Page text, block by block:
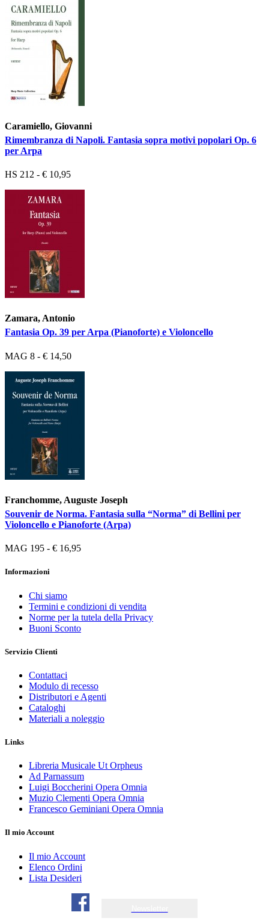
Caramiello, Giovanni
Rimembranza di Napoli. Fantasia sopra motivi popolari Op. 6
per Arpa
HS 212 - € 10,95
Zamara, Antonio
Fantasia Op. 39 per Arpa (Pianoforte) e Violoncello
MAG 8 - € 14,50
Franchomme, Auguste Joseph
Souvenir de Norma. Fantasia sulla “Norma” di Bellini per
Violoncello e Pianoforte (Arpa)
MAG 195 - € 16,95
Informazioni
Chi siamo
Termini e condizioni di vendita
Norme per la tutela della Privacy
Buoni Sconto
Servizio Clienti
Contattaci
Modulo di recesso
Distributori e Agenti
Cataloghi
Materiali a noleggio
Links
Libreria Musicale Ut Orpheus
Ad Parnassum
Luigi Boccherini Opera Omnia
Muzio Clementi Opera Omnia
Francesco Geminiani Opera Omnia
Il mio Account
Il mio Account
Elenco Ordini
Lista Desideri